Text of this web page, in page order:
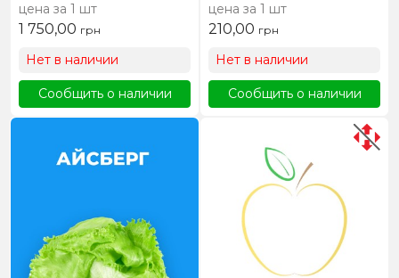
цена за 1 шт
1 750,00 грн
Нет в наличии
Сообщить о наличии
цена за 1 шт
210,00 грн
Нет в наличии
Сообщить о наличии